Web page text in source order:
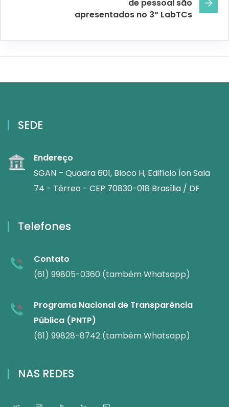
de pessoal são
apresentados no 3º LabTCs
SEDE
Endereço
SGAN – Quadra 601, Bloco H, Edifício Íon Sala
74 - Térreo - CEP 70830-018 Brasília / DF
Telefones
Contato
(61) 99805-0360 (também Whatsapp)
Programa Nacional de Transparência
Pública (PNTP)
(61) 99828-8742 (também Whatsapp)
NAS REDES